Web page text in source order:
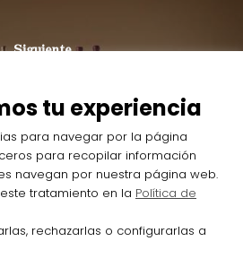
Siguiente
del barrio de la
estación
tu experiencia
para navegar por la página
para recopilar información
navegan por nuestra página web.
tratamiento en la Política de
rechazarlas o configurarlas a